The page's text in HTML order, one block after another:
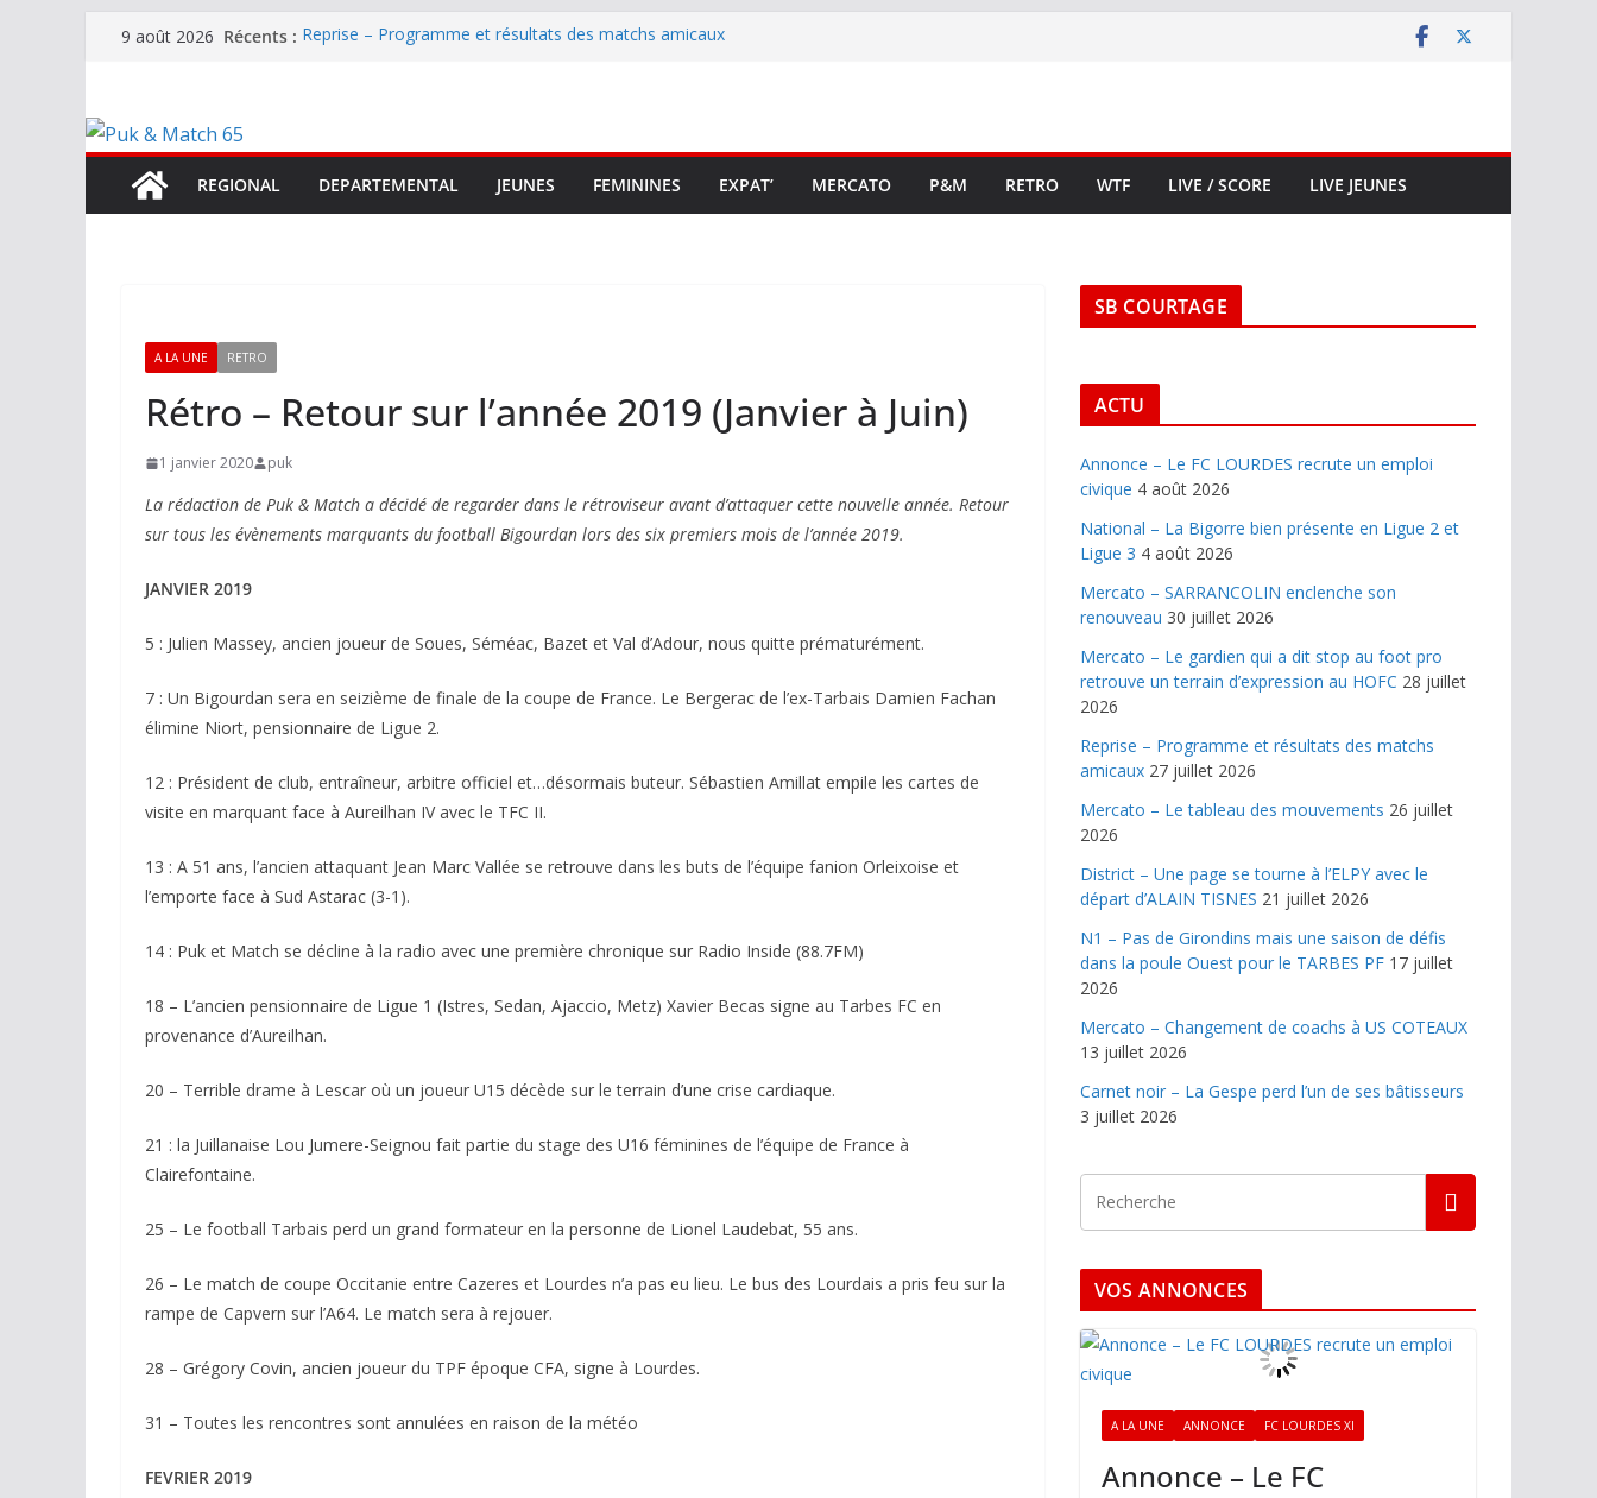
Passer9 août 2026 Récents : Reprise – Programme et résultats des matchs amicaux
terrain d’expression au HOFC
REGIONAL
DEPARTEMENTAL JEUNES FEMININES EXPAT’ MERCATO P&M RETRO WTF LIVE / SCORE LIVE JEUNES
A LA UNE RETRO
Rétro – Retour sur l’année 2019 (Janvier à Juin)
1 janvier 2020 puk
La rédaction de Puk & Match a décidé de regarder dans le rétroviseur avant d’attaquer cette nouvelle année. Retour
sur tous les évènements marquants du football Bigourdan lors des six premiers mois de l’année 2019.
JANVIER 2019
5 : Julien Massey, ancien joueur de Soues, Séméac, Bazet et Val d’Adour, nous quitte prématurément.
7 : Un Bigourdan sera en seizième de finale de la coupe de France. Le Bergerac de l’ex-Tarbais Damien Fachan
élimine Niort, pensionnaire de Ligue 2.
12 : Président de club, entraîneur, arbitre officiel et…désormais buteur. Sébastien Amillat empile les cartes de
visite en marquant face à Aureilhan IV avec le TFC II.
13 : A 51 ans, l’ancien attaquant Jean Marc Vallée se retrouve dans les buts de l’équipe fanion Orleixoise et
l’emporte face à Sud Astarac (3-1).
14 : Puk et Match se décline à la radio avec une première chronique sur Radio Inside (88.7FM)
18 – L’ancien pensionnaire de Ligue 1 (Istres, Sedan, Ajaccio, Metz) Xavier Becas signe au Tarbes FC en
provenance d’Aureilhan.
20 – Terrible drame à Lescar où un joueur U15 décède sur le terrain d’une crise cardiaque.
21 : la Juillanaise Lou Jumere-Seignou fait partie du stage des U16 féminines de l’équipe de France à
Clairefontaine.
25 – Le football Tarbais perd un grand formateur en la personne de Lionel Laudebat, 55 ans.
26 – Le match de coupe Occitanie entre Cazeres et Lourdes n’a pas eu lieu. Le bus des Lourdais a pris feu sur la
rampe de Capvern sur l’A64. Le match sera à rejouer.
28 – Grégory Covin, ancien joueur du TPF époque CFA, signe à Lourdes.
31 – Toutes les rencontres sont annulées en raison de la météo
FEVRIER 2019
SB COURTAGE
ACTU
Annonce – Le FC LOURDES recrute un emploi
civique 4 août 2026
National – La Bigorre bien présente en Ligue 2 et
Ligue 3 4 août 2026
Mercato – SARRANCOLIN enclenche son
renouveau 30 juillet 2026
Mercato – Le gardien qui a dit stop au foot pro
retrouve un terrain d’expression au HOFC 28 juillet
2026
Reprise – Programme et résultats des matchs
amicaux 27 juillet 2026
Mercato – Le tableau des mouvements 26 juillet
2026
District – Une page se tourne à l’ELPY avec le
départ d’ALAIN TISNES 21 juillet 2026
N1 – Pas de Girondins mais une saison de défis
dans la poule Ouest pour le TARBES PF 17 juillet
2026
Mercato – Changement de coachs à US COTEAUX
13 juillet 2026
Carnet noir – La Gespe perd l’un de ses bâtisseurs
3 juillet 2026
VOS ANNONCES
A LA UNE ANNONCE FC LOURDES XI
Annonce – Le FC